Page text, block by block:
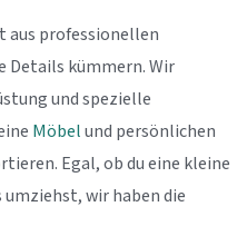
aus professionellen
Details kümmern. Wir
und spezielle
Möbelund persönlichen
Egal, ob du eine kleine
wir haben die